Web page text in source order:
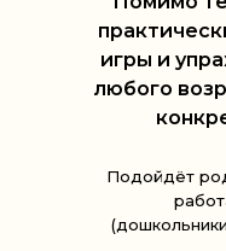
игры и
любого
Подойдёт